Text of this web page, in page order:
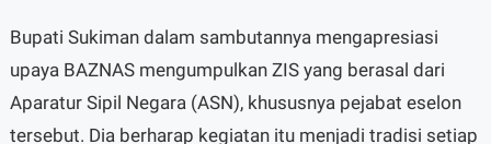
Bupati Sukiman dalam sambutannya mengapresiasi
upaya BAZNAS mengumpulkan ZIS yang berasal dari
Aparatur Sipil Negara (ASN), khususnya pejabat eselon
tersebut. Dia berharap kegiatan itu menjadi tradisi setiap